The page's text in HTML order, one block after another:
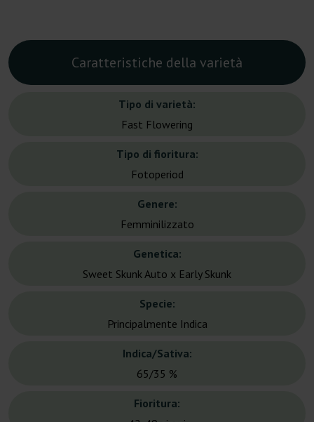
Caratteristiche della varietà
Tipo di varietà:
Fast Flowering
Tipo di fioritura:
Fotoperiod
Genere:
Femminilizzato
Genetica:
Sweet Skunk Auto x Early Skunk
Specie:
Principalmente Indica
Indica/Sativa:
65/35 %
Fioritura: